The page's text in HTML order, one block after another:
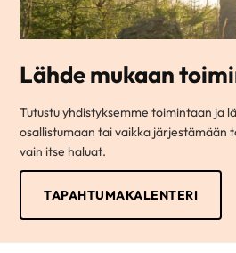
Lähde mukaan
Tutustu yhdistyksemme toimintaan ja
osallistumaan tai vaikka järjestämään
vain itse haluat.
TAPAHTUMAKALENTERI